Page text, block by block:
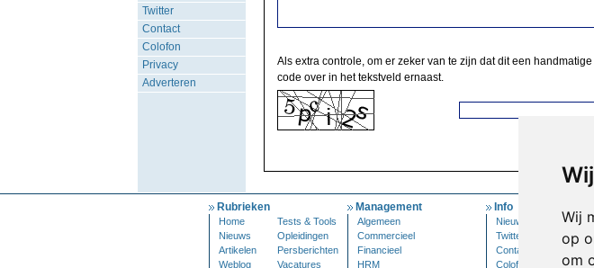
Wij
op
om
Twitter
Contact
Colofon
Privacy
Adverteren
Als extra controle, om er zeker van te zijn dat dit een
code over in het tekstveld ernaast.
Rubrieken
Home
Tests & Tools
Nieuws
Opleidingen
Artikelen
Persberichten
Weblog
Vacatures
Management
Algemeen
Commercieel
Financieel
HRM
Info
Nieuwsbrief
Twitter
Contact
Colofon